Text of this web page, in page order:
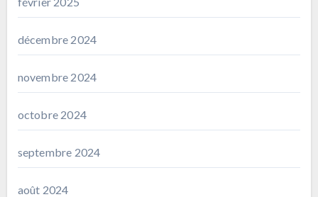
décembre 2024
novembre 2024
octobre 2024
septembre 2024
août 2024